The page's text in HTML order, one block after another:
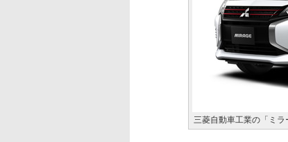
三菱自動車工業の「ミラ